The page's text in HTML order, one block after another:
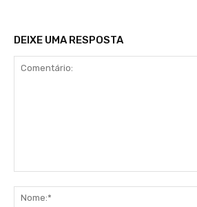
DEIXE UMA RESPOSTA